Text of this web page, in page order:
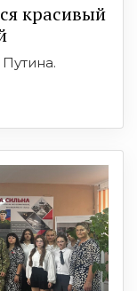
красивый